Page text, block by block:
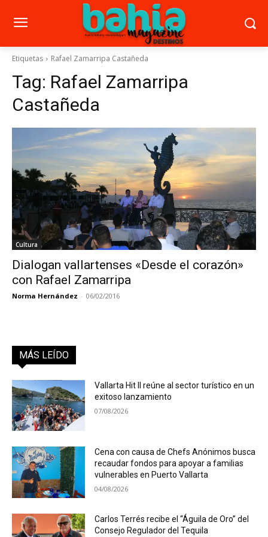
Etiquetas Rafael Zamarripa Castañeda
Tag: Rafael Zamarripa
Castañeda
Cultura
Dialogan vallartenses «Desde el corazón»
con Rafael Zamarripa
Norma Hernández - 06/02/2016
MÁS LEÍDO
Vallarta Hit II reúne al sector turístico en un
exitoso lanzamiento
07/08/2026
Cena con causa de Chefs Anónimos busca
recaudar fondos para apoyar a familias
vulnerables en Puerto Vallarta
04/08/2026
Carlos Terrés recibe el “Águila de Oro” del
Consejo Regulador del Tequila